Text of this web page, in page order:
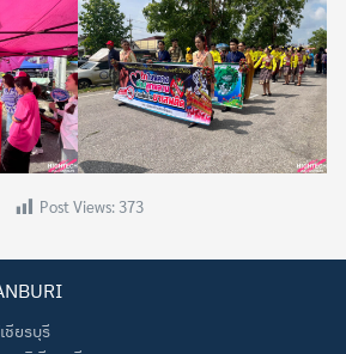
Post Views: 373
ชียรบุรี